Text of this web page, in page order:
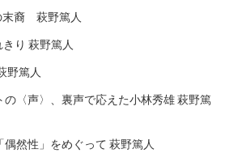
末裔 萩野篤人
り 萩野篤人
野篤人
の〈声〉、裏声で応えた小林秀雄 萩野篤
偶然性」をめぐって 萩野篤人